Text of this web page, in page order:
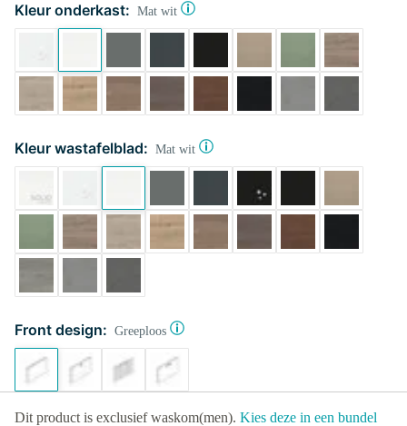
Kleur onderkast: Mat wit
Kleur wastafelblad: Mat wit
Front design: Greeploos
Dit product is exclusief waskom(men). Kies deze in een bundel